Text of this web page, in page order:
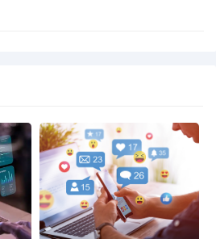
诉讼请求：
——针对被告虚假陈述与商业诋毁
追究其不实言论对商誉的损害